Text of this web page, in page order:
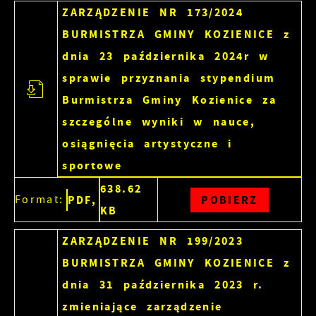
ZARZĄDZENIE NR 173/2024
BURMISTRZA GMINY KOZIENICE z
dnia 23 października 2024r w
sprawie przyznania stypendium
Burmistrza Gminy Kozienice za
szczególne wyniki w nauce,
osiągnięcia artystyczne i
sportowe
Format: PDF,
638.62
KB
POBIERZ
ZARZĄDZENIE NR 199/2023
BURMISTRZA GMINY KOZIENICE z
dnia 31 października 2023 r.
zmieniające zarządzenie
pojawić się na stronach podmiotów trzecich
lub firm będących naszymi partnerami oraz
innych dostawców usług. Firmy te działają w
charakterze pośredników prezentujących nasze
treści w postaci wiadomości, ofert,
komunikatów mediów społecznościowych.